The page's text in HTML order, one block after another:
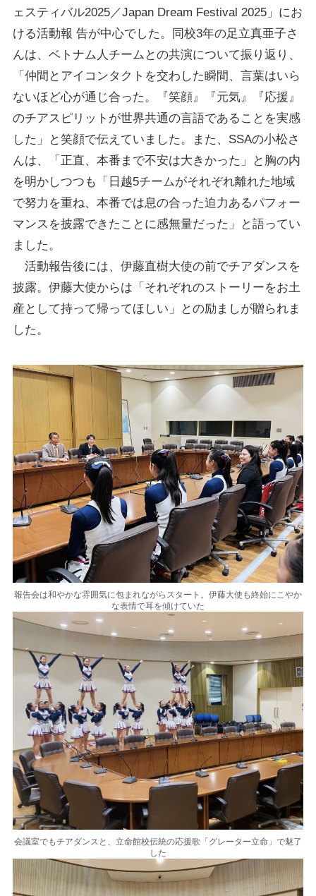
ェスティバル2025／Japan Dream Festival 2025」にお
ける活動報 告が中心でした。同校3年の足立真亜子さ
んは、ベトナム人チームとの共演について振り返り、
「仲間とアイコンタクトを交わした瞬間、言葉はいら
ないほど心が通じ合った。『笑顔』『元気』『応援』
のチアスピリットが世界共通の言語であることを実感
した」と笑顔で伝えていました。また、SSAの小松さ
んは、「正直、本番まで不安は大きかった」と胸の内
を明かしつつも「日越5チームがそれぞれ離れた地域
で努力を重ね、本番では息の合った迫力あるパフォー
マンスを披露できたことに感無量だった」と語ってい
ました。
活動報告後には、伊藤直樹大使の前でチアダンスを
披露。伊藤大使からは「それぞれのストーリーをお土
産として持って帰ってほしい」との励ましが贈られま
した。
報告会は和やかな雰囲気に包まれながらスタート。伊藤大使も終始にこやか
な表情で耳を傾けていた
会議室でもチアダンスと、立命館校伝統の応援歌「グレーター立命」で魅了
した